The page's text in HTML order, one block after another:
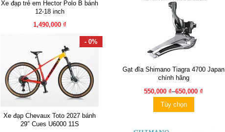
Xe đạp trẻ em Hector Polo B bánh
12-18 inch
1,490,000 ₫
- 0%
Xe đạp Chevaux Toto 2027 bánh
29″ Cues U6000 11S
Gạt đĩa Shimano Tiagra 4700 Japan
chính hãng
550,000 ₫–650,000 ₫
Tùy chọn